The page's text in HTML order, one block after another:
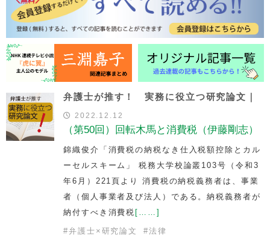
弁護士が推す！ 実務に役立つ研究論文｜
2022.12.12
（第50回）回転木馬と消費税（伊藤剛志）
錦織俊介「消費税の納税なき仕入税額控除とカル
ーセルスキーム」 税務大学校論叢103号（令和3
年6月）221頁より 消費税の納税義務者は、事業
者（個人事業者及び法人）である。納税義務者が
納付すべき消費税 [……]
#弁護士×研究論文 #法律